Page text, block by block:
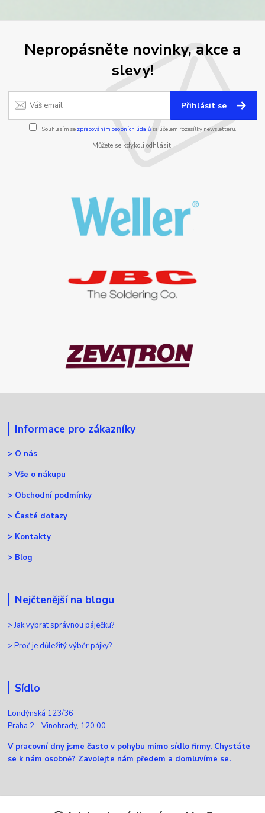
Nepropásněte novinky, akce a
slevy!
Přihlásit se
Souhlasím se zpracováním osobních údajůza účelem rozesílky newsletteru.
Můžete se kdykoli odhlásit.
Informace pro zákazníky
> O nás
>Vše o nákupu
> Obchodní podmínky
>Časté dotazy
> Kontakty
> Blog
Nejčtenější na blogu
>Jak vybrat správnou páječku?
>Proč je důležitý výběr pájky?
Sídlo
Londýnská 123/36
Praha 2 - Vinohrady, 120 00
V pracovní dny jsme často v pohybu mimo sídlo firmy. Chystáte
se k nám osobně? Zavolejte nám předem a domluvíme se.